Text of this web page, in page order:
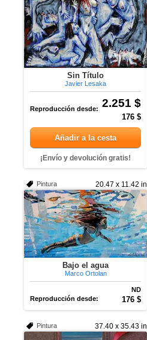
Sin Título
Javier Lesaka
2.251 $
Reproducción desde:
176 $
Añadir a la cesta
¡Envío y devolución gratis!
20.47 x 11.42 in
Pintura
Bajo el agua
Marco Ortolan
ND
Reproducción desde:
176 $
37.40 x 35.43 in
Pintura